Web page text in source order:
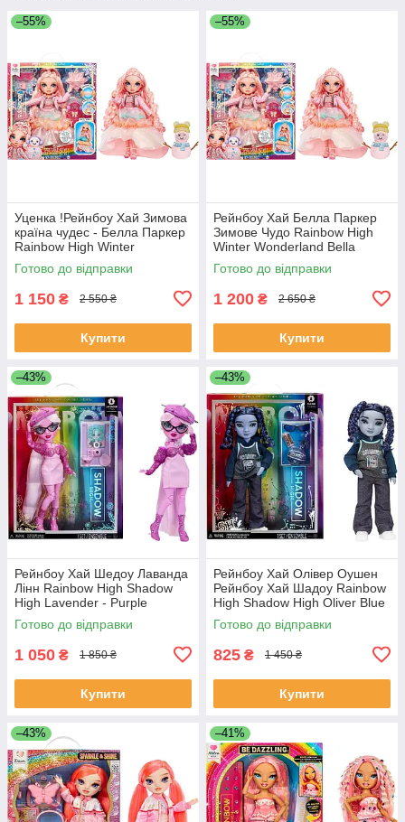
–55%
Уценка !Рейнбоу Хай Зимова
країна чудес - Белла Паркер
Rainbow High Winter
Wonderland Bella Parker
507796
Готово до відправки
1 150 ₴ 2 550 ₴
Купити
–55%
Рейнбоу Хай Белла Паркер
Зимове Чудо Rainbow High
Winter Wonderland Bella
Готово до відправки
1 200 ₴ 2 650 ₴
Купити
–43%
Рейнбоу Хай Шедоу Лаванда
Лінн Rainbow High Shadow
High Lavender - Purple
Fashion Doll 592815EUC
Готово до відправки
1 050 ₴ 1 850 ₴
Купити
–43%
Рейнбоу Хай Олівер Оушен
Рейнбоу Хай Шадоу Rainbow
High Shadow High Oliver Blue
Fashion Doll 592822EUC
Готово до відправки
825 ₴ 1 450 ₴
Купити
–43% –41%